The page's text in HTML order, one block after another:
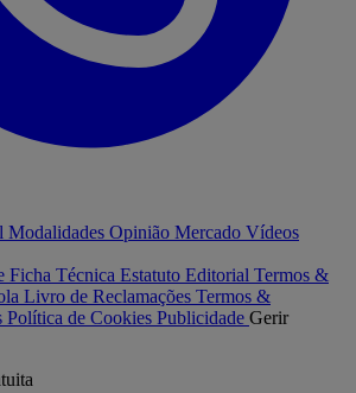
Modalidades Opinião Mercado Vídeos
Ficha Técnica Estatuto Editorial Termos &
Livro de Reclamações Termos &
Política de Cookies Publicidade Gerir